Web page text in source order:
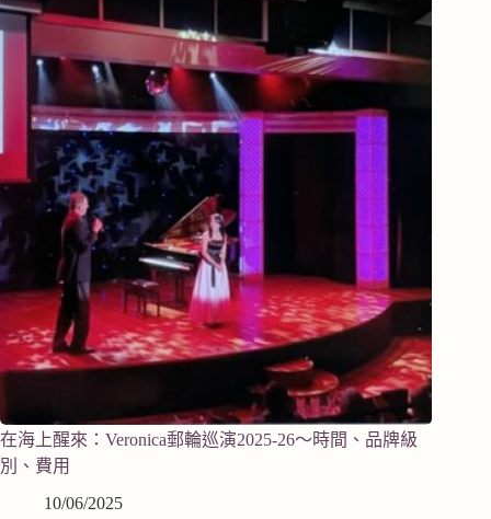
在海上醒來：Veronica郵輪巡演2025-26～時間、品牌級
別、費用
10/06/2025